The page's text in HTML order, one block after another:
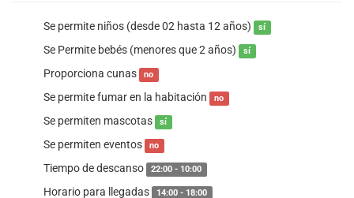
Se permite niños (desde 02 hasta 12 años) sí
Se Permite bebés (menores que 2 años) sí
Proporciona cunas no
Se permite fumar en la habitación no
Se permiten mascotas sí
Se permiten eventos no
Tiempo de descanso 22:00 - 10:00
Horario para llegadas 14:00 - 18:00